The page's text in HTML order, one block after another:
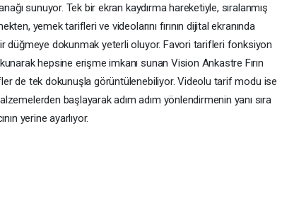
sunuyor. Tek bir ekran kaydırma hareketiyle, sıralanmış
yemek tarifleri ve videolarını fırının dijital ekranında
düğmeye dokunmak yeterli oluyor. Favori tarifleri fonksiyon
hepsine erişme imkanı sunan Vision Ankastre Fırın
de tek dokunuşla görüntülenebiliyor. Videolu tarif modu ise
başlayarak adım adım yönlendirmenin yanı sıra
yerine ayarlıyor.